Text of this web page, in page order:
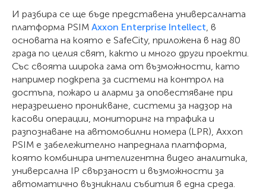
И разбира се ще бъде представена универсалната
платформа PSIM Axxon Enterprise Intellect, в
основата на която е SafeCity, приложена в над 80
града по целия свят, както и много други проекти.
Със своята широка гама от възможности, като
например подкрепа за системи на контрол на
достъпа, пожаро и аларми за оповестяване при
неразрешено проникване, системи за надзор на
касови операции, мониторинг на трафика и
разпознаване на автомобилни номера (LPR), Axxon
PSIM е забележително напреднала платформа,
която комбинира интелигентна видео аналитика,
универсална IP свързаност и възможности за
автоматично възникнали събития в една среда.